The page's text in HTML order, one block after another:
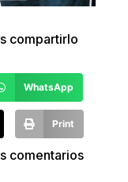
compartirlo
WhatsApp
Print
comentarios